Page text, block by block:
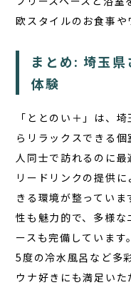
欧スタイルのお食事や
まとめ: 埼玉県
体験
「ととのい＋」は、
らリラックスできる
人同士で訪れるのに最
リードリンクの提供
きる環境が整ってい
性も魅力的で、多様
ースも完備していま
5度の冷水風呂など多
ウナ好きにも満足いた